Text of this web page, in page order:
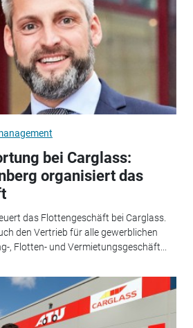
bei Carglass:
organisiert das
das Flottengeschäft bei Carglass.
den Vertrieb für alle gewerblichen
, Flotten- und Vermietungsgeschäft...